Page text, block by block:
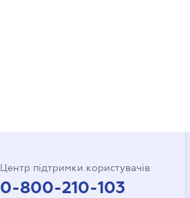
Центр підтримки користувачів
0-800-210-103